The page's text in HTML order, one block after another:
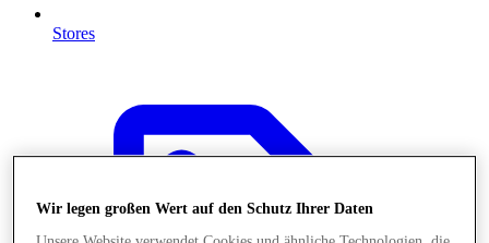
Stores
Wir legen großen Wert auf den Schutz Ihrer Daten